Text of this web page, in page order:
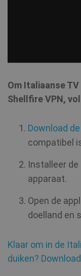
Om Italiaanse
Shellfire VPN,
Download
compatibel
Installeer
apparaat.
Open de
doelland en
Klaar om in de
duiken?